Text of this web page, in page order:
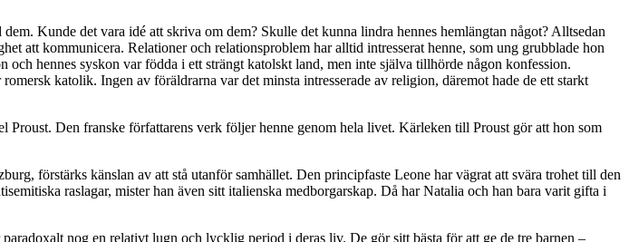
Kunde det vara idé att skriva om dem? Skulle det kunna lindra hennes hemlängtan något? Alltsedan
att kommunicera. Relationer och relationsproblem har alltid intresserat henne, som ung grubblade hon
hennes syskon var födda i ett strängt katolskt land, men inte själva tillhörde någon konfession.
katolik. Ingen av föräldrarna var det minsta intresserade av religion, däremot hade de ett starkt
Den franske författarens verk följer henne genom hela livet. Kärleken till Proust gör att hon som
förstärks känslan av att stå utanför samhället. Den principfaste Leone har vägrat att svära trohet till den
raslagar, mister han även sitt italienska medborgarskap. Då har Natalia och han bara varit gifta i
nog en relativt lugn och lycklig period i deras liv. De gör sitt bästa för att ge de tre barnen –